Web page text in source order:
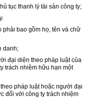
tục thanh lý tài sản công ty;
phải bao gồm họ, tên và chữ
danh;
đại diện theo pháp luật của
trách nhiệm hữu hạn một
pháp luật hoặc người đại
đối với công ty trách nhiệm